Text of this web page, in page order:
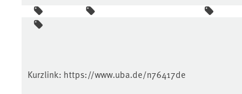
Kurzlink: https://www.uba.de/n76417de